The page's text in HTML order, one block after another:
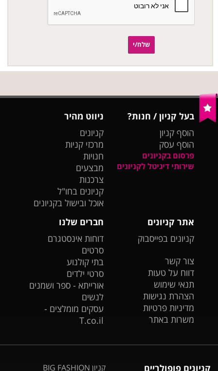
שלח/י
בעל קניון / חנות?
הוסף קניון
הוסף עסק
פרסום בקניונים
שירותי דיגיטל לקניונים
ניווט מהיר
קניונים
מרכזי קניות
חנויות
מבצעים
צרכנות
קניונים בחו"ל
אוכל ובישול בקניונים
אתר קניונים
קניונים בפייסבוק
צור קשר
דווח על טעות
תנאי שימוש
הצהרת נגישות
מדיניות פרטיות
משרות באתר
חברים שלנו
דוחות אינסטגרם
סרטים
בתי קולנוע
סרטי ילדים
אורייתא - ספר ושמנים
לנשים
עסקים מומלצים -
T.co.il
קניונים פופולריים קניון BIG FASHION